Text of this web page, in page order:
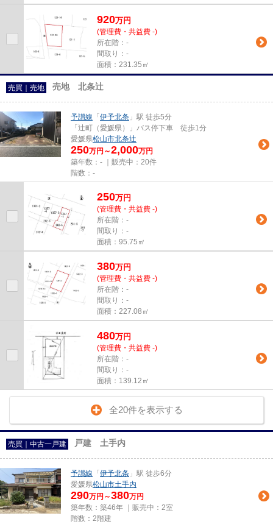
920万円
(管理費・共益費 -)
所在階：-
間取り：-
面積：231.35㎡
売買｜売地 売地 北条辻
予讃線 「 伊予北条 」駅 徒歩5分
「辻町（愛媛県）」バス停下車 徒歩1分
愛媛県松山市北条辻
250万円～2,000万円
築年数：- ｜販売中： 20件
階数：-
250万円
(管理費・共益費 -)
所在階：-
間取り：-
面積：95.75㎡
380万円
(管理費・共益費 -)
所在階：-
間取り：-
面積：227.08㎡
480万円
(管理費・共益費 -)
所在階：-
間取り：-
面積：139.12㎡
全20件を表示する
売買｜中古一戸建 戸建 土手内
予讃線 「 伊予北条 」駅 徒歩6分
愛媛県松山市土手内
290万円～380万円
築年数：築46年 ｜販売中： 2室
階数：2階建